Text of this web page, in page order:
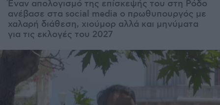
Έναν απολογισμό της επίσκεψής του στη Ρόδο
ανέβασε στα social media ο πρωθυπουργός με
χαλαρή διάθεση, χιούμορ αλλά και μηνύματα
για τις εκλογές του 2027